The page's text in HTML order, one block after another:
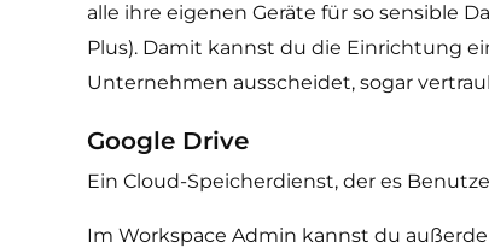
alle ihre eigenen Geräte für so sensible
Plus). Damit kannst du die Einrichtung
Unternehmen ausscheidet, sogar
Google Drive
Ein Cloud-Speicherdienst, der es
Im Workspace Admin kannst du